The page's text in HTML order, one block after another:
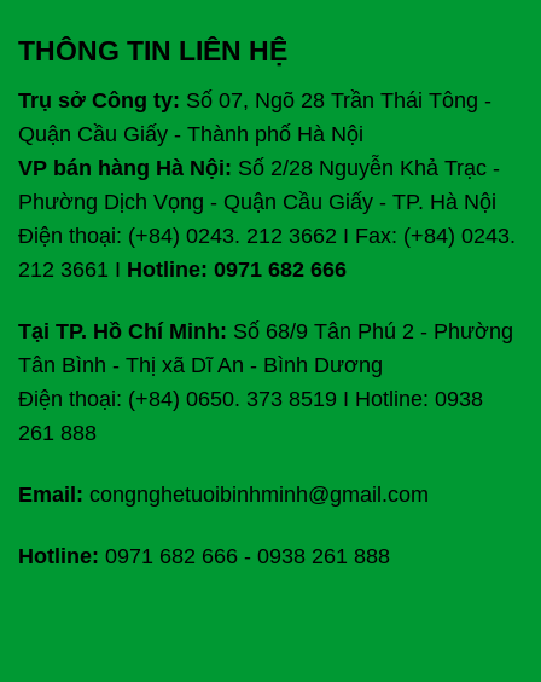
THÔNG TIN LIÊN HỆ
Trụ sở Công ty: Số 07, Ngõ 28 Trần Thái Tông -
Quận Cầu Giấy - Thành phố Hà Nội
VP bán hàng Hà Nội: Số 2/28 Nguyễn Khả Trạc -
Phường Dịch Vọng - Quận Cầu Giấy - TP. Hà Nội
Điện thoại: (+84) 0243. 212 3662 I Fax: (+84) 0243.
212 3661 I Hotline: 0971 682 666
Tại TP. Hồ Chí Minh: Số 68/9 Tân Phú 2 - Phường
Tân Bình - Thị xã Dĩ An - Bình Dương
Điện thoại: (+84) 0650. 373 8519 I Hotline: 0938
261 888
Email: congnghetuoibinhminh@gmail.com
Hotline: 0971 682 666 - 0938 261 888